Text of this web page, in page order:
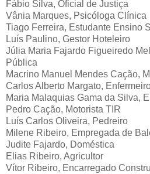
Fábio Silva, Oficial de Justiça
Vânia Marques, Psicóloga Clínica
Tiago Ferreira, Estudante Ensino
Luís Paulino, Gestor Hoteleiro
Júlia Maria Fajardo Figueiredo
Pública
Macrino Manuel Mendes Cação,
Carlos Alberto Margato,
Maria Malaquias Gama da Silva,
Pedro Cação, Motorista TIR
Luís Carlos Oliveira, Pedreiro
Milene Ribeiro, Empregada de
Judite Fajardo, Doméstica
Elias Ribeiro, Agricultor
Vítor Ribeiro, Encarregado